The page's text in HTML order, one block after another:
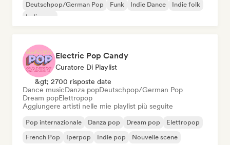
Deutschpop/German Pop
Funk Indie Dance
Indie folk
Indie pop
Electric Pop Candy
Curatore Di Playlist
&gt; 2700 risposte date
Dance musicDanza popDeutschpop/German Pop
Dream popElettropop
Aggiungere artisti nelle mie playlist più seguite
Pop internazionale Danza pop Dream pop
Elettropop
French Pop
Iperpop Indie pop Nouvelle scene